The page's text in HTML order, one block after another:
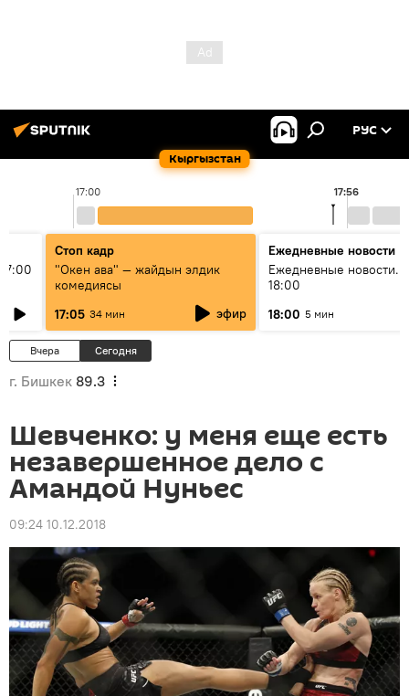
Кыргызстан
РУС
17:00 17:56
Стоп кадр
"Окен ава" — жайдын элдик
комедиясы
17:05 34 мин эфир
Ежедневные новости
Ежедневные новости.
18:00
18:00 5 мин
Вчера Сегодня
г. Бишкек 89.3
Шевченко: у меня еще есть
незавершенное дело с
Амандой Нуньес
09:24 10.12.2018